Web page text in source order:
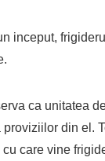
inceput,
ca unitatea
proviziilor din el.
care vine